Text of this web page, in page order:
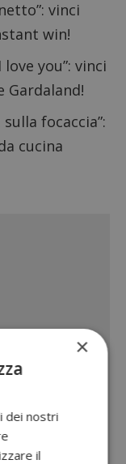
vinci
win!
you”: vinci
Gardaland!
focaccia”:
cucina
×
dei nostri
il